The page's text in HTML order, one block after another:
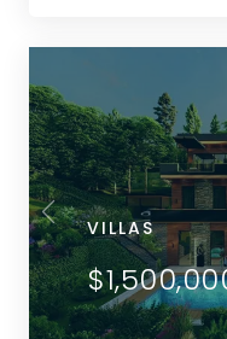
VILLAS